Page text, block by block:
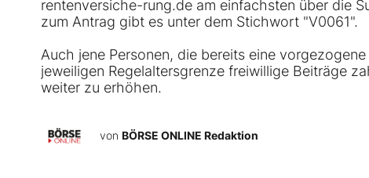
rentenversiche-rung.de am einfachsten über die
zum Antrag gibt es unter dem Stichwort "V0061".
Auch jene Personen, die bereits eine
jeweiligen Regelaltersgrenze freiwillige Beiträge
weiter zu erhöhen.
von BÖRSE ONLINE Redaktion